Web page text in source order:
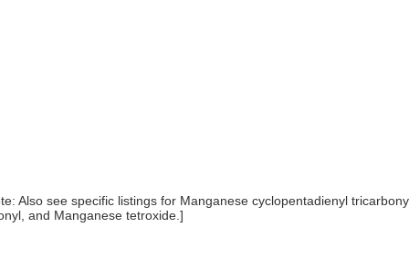
Also see specific listings for Manganese cyclopentadienyl
and Manganese tetroxide.]